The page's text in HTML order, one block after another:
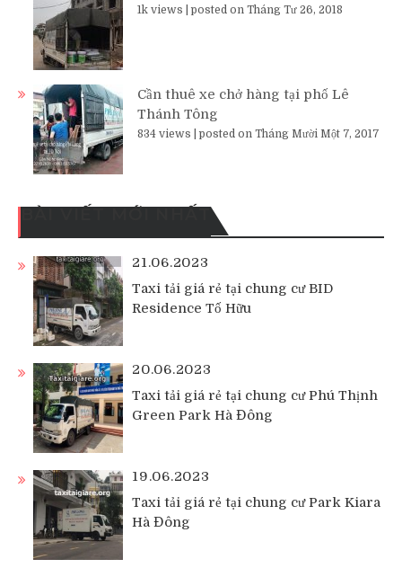
1k views posted on Tháng Tư 26, 2018
Cần thuê xe chở hàng tại phố Lê
Thánh Tông
834 views posted on Tháng Mười Một 7, 2017
BÀI VIẾT MỚI NHẤT
21.06.2023
Taxi tải giá rẻ tại chung cư BID
Residence Tố Hữu
20.06.2023
Taxi tải giá rẻ tại chung cư Phú Thịnh
Green Park Hà Đông
19.06.2023
Taxi tải giá rẻ tại chung cư Park Kiara
Hà Đông